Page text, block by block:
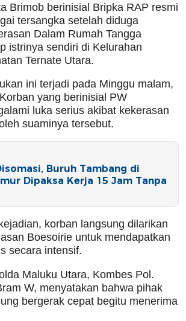
Brimob berinisial Bripka RAP resmi
tersangka setelah diduga
Dalam Rumah Tangga
istrinya sendiri di Kelurahan
Ternate Utara.
ini terjadi pada Minggu malam,
yang berinisial PW
luka serius akibat kekerasan
suaminya tersebut.
Buruh Tambang di
Dipaksa Kerja 15 Jam Tanpa
korban langsung dilarikan
Boesoirie untuk mendapatkan
secara intensif.
Maluku Utara, Kombes Pol.
W, menyatakan bahwa pihak
bergerak cepat begitu menerima